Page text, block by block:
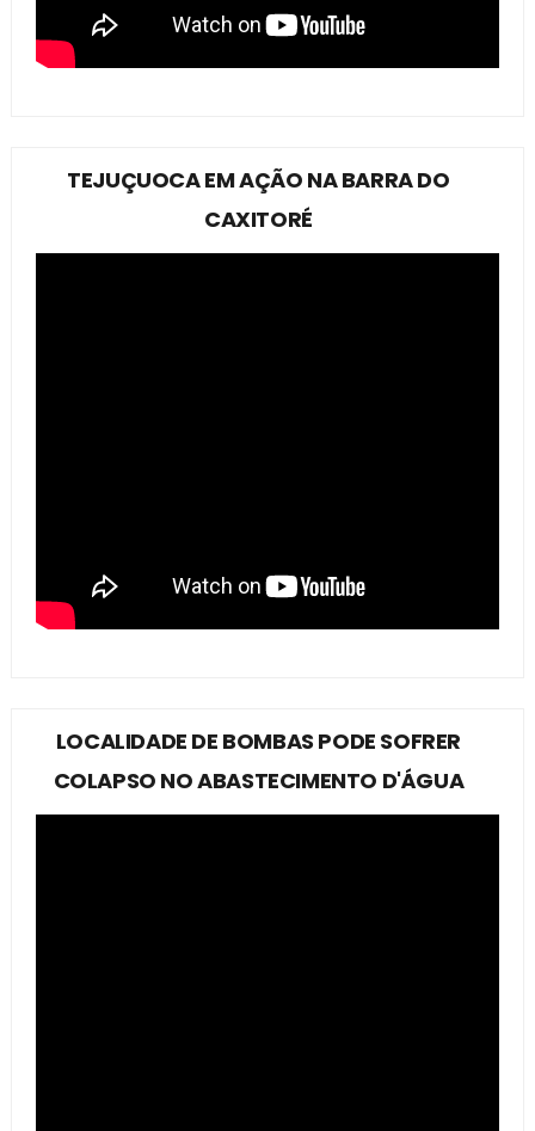
TEJUÇUOCA EM AÇÃO NA BARRA DO
CAXITORÉ
LOCALIDADE DE BOMBAS PODE SOFRER
COLAPSO NO ABASTECIMENTO D'ÁGUA